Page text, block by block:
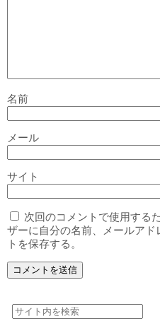
名前
メール
サイト
次回のコメントで使用する
ザーに自分の名前、メールアド
トを保存する。